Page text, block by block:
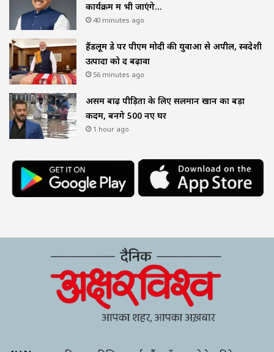
कार्यक्रम में भी जाएंगे…
40 minutes ago
हैंडलूम डे पर पीएम मोदी की युवाओं से अपील, स्वदेशी
उत्पादों को दें बढ़ावा
56 minutes ago
असम बाढ़ पीड़ितों के लिए सलमान खान का बड़ा
कदम, बनेंगे 500 नए घर
1 hour ago